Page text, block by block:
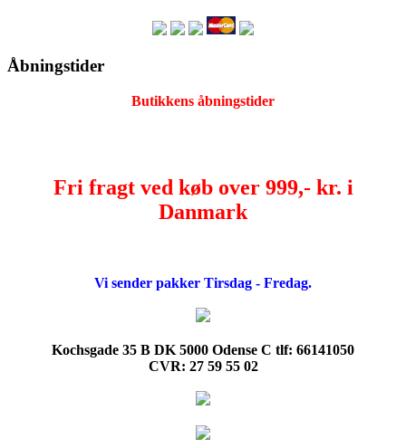
Åbningstider
Butikkens åbningstider
Fri fragt ved køb over 999,- kr. i
Danmark
Vi sender pakker Tirsdag - Fredag.
Kochsgade 35 B DK 5000 Odense C tlf: 66141050
CVR: 27 59 55 02